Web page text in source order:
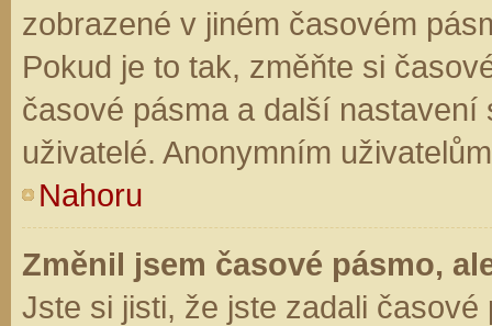
zobrazené v jiném časovém
Pokud je to tak, změňte si
časové pásma a další
uživatelé. Anonymním
Nahoru
Změnil jsem časové pásmo,
Jste si jisti, že jste zadali